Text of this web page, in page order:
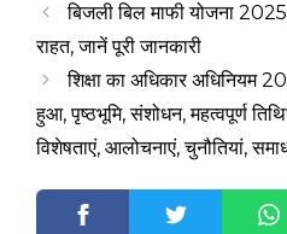
बिजली बिल माफी योजना
राहत, जानें पूरी जानकारी
शिक्षा का अधिकार अधिनियम
हुआ, पृष्ठभूमि, संशोधन, महत्वपूर्ण
विशेषताएं, आलोचनाएं, चुनौतियां,